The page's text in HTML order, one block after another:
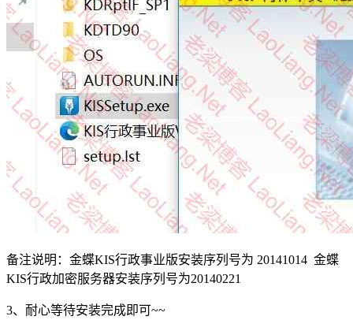
备注说明：金蝶KIS行政事业版安装序列号为 20141014 金蝶
KIS行政加密服务器安装序列号为20140221
3、耐心等待安装完成即可~~